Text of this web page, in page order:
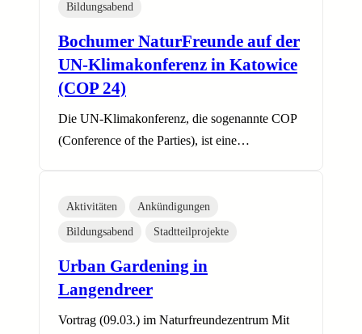
Bildungsabend
Bochumer NaturFreunde auf der
UN-Klimakonferenz in Katowice
(COP 24)
Die UN-Klimakonferenz, die sogenannte COP
(Conference of the Parties), ist eine…
Aktivitäten Ankündigungen
Bildungsabend Stadtteilprojekte
Urban Gardening in
Langendreer
Vortrag (09.03.) im Naturfreundezentrum Mit